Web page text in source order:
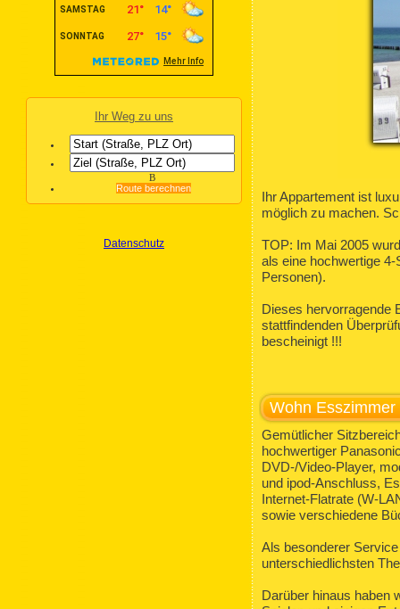
Ihr Weg zu uns
B
Route berechnen
Datenschutz
Ihr Appartement ist
möglich zu machen.
TOP: Im Mai 2005
als eine hochwertige
Personen).
Dieses hervorragende
stattfindenden
bescheinigt !!!
Wohn Esszimmer
Gemütlicher
hochwertiger
DVD-/Video-Player,
und ipod-Anschluss,
Internet-Flatrate (W-
sowie verschiedene
Als besonderer
unterschiedlichsten
Darüber hinaus haben